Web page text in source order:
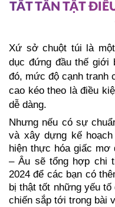
TẤT TẦN TẬT
Xứ sở chuột túi là
dục đứng đầu thế giới
đó, mức độ cạnh tranh
cao kéo theo là điều
dễ dàng.
Nhưng nếu có sự
và xây dựng kế
hiện thực hóa giấc
– Âu sẽ tổng hợp chi
2024 để các bạn có
bị thật tốt những yếu
chiến sắp tới trong bài